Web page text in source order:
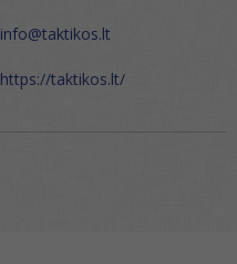
info@taktikos.lt
https://taktikos.lt/